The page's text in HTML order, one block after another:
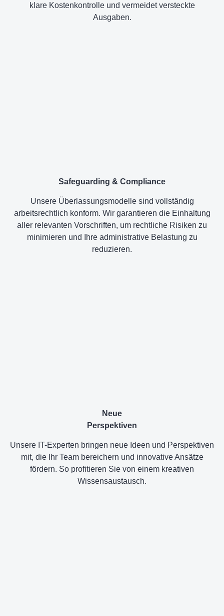
klare Kostenkontrolle und vermeidet versteckte
Ausgaben.
Safeguarding & Compliance
Unsere Überlassungsmodelle sind vollständig
arbeitsrechtlich konform. Wir garantieren die Einhaltung
aller relevanten Vorschriften, um rechtliche Risiken zu
minimieren und Ihre administrative Belastung zu
reduzieren.
Neue
Perspektiven
Unsere IT-Experten bringen neue Ideen und Perspektiven
mit, die Ihr Team bereichern und innovative Ansätze
fördern. So profitieren Sie von einem kreativen
Wissensaustausch.